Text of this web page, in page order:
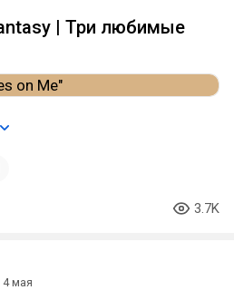
| Три любимые
3.7K
4 мая